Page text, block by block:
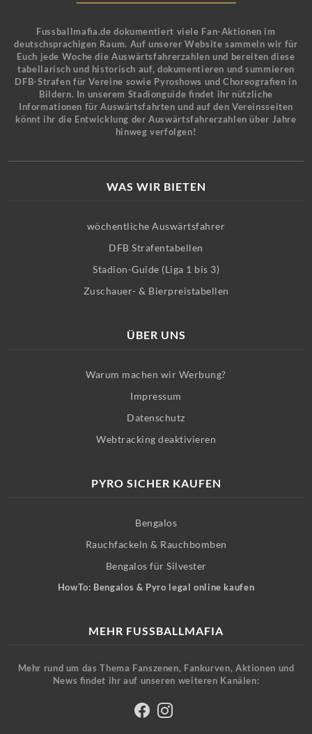
Fussballmafia.de dokumentiert viele Fan-Aktionen im
deutschsprachigen Raum. Auf unserer Website sammeln wir für
Euch jede Woche die Auswärtsfahrerzahlen und bereiten diese
tabellarisch und historisch auf, dokumentieren und summieren
DFB-Strafen für Vereine sowie Pyroshows und Choreografien in
Bildern. In unserem Stadionguide findet ihr nützliche
Informationen für Auswärtsfahrten und auf den Vereinsseiten
könnt ihr die Entwicklung der Auswärtsfahrerzahlen über Jahre
hinweg verfolgen!
WAS WIR BIETEN
wöchentliche Auswärtsfahrer
DFB Strafentabellen
Stadion-Guide (Liga 1 bis 3)
Zuschauer- & Bierpreistabellen
ÜBER UNS
Warum machen wir Werbung?
Impressum
Datenschutz
Webtracking deaktivieren
PYRO SICHER KAUFEN
Bengalos
Rauchfackeln & Rauchbomben
Bengalos für Silvester
HowTo: Bengalos & Pyro legal online kaufen
MEHR FUSSBALLMAFIA
Mehr rund um das Thema Fanszenen, Fankurven, Aktionen und
News findet ihr auf unseren weiteren Kanälen: